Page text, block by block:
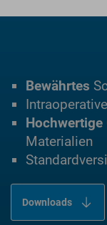
Bewährtes
Intraoperative
Hochwertige
Materialien
Downloads